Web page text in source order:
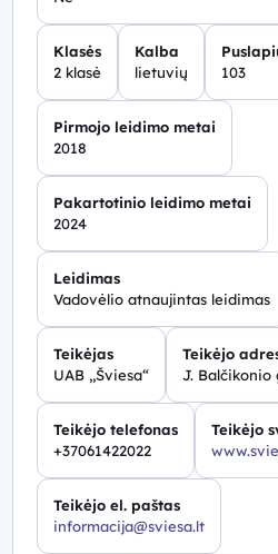
Klasės
2 klasė
Kalba
lietuvių
103
Pirmojo leidimo metai
2018
Pakartotinio leidimo metai
2024
Leidimas
Vadovėlio atnaujintas leidimas
Teikėjas
UAB „Šviesa“
Teikėjo
J. Balčikonio
Teikėjo telefonas
+37061422022
Teikėjo
Teikėjo el. paštas
informacija@sviesa.lt